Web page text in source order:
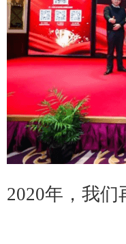
2020年，我们